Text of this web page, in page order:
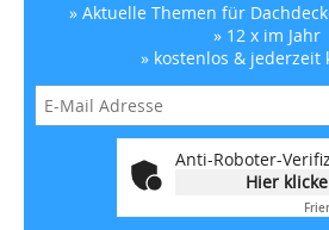
» Aktuelle Themen für
» 12 x im Jahr
» kostenlos & jederzeit
Anti-Roboter-
Hier